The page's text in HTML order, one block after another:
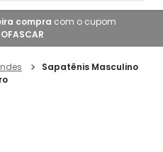
compra com o cupom
Sapatênis Masculino